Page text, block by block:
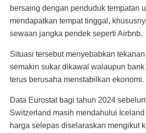
bersaing dengan penduduk tempatan
mendapatkan tempat tinggal,
sewaan jangka pendek seperti Airbnb.
Situasi tersebut menyebabkan
semakin sukar dikawal walaupun
terus berusaha menstabilkan ekonomi.
Data Eurostat bagi tahun 2024
Switzerland masih mendahului
harga selepas diselaraskan mengikut